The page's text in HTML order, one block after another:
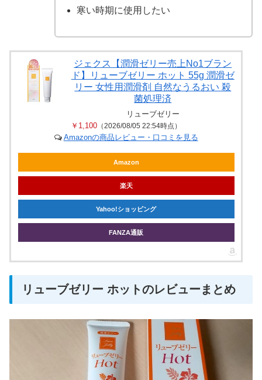
寒い時期に使用したい
ジェクス【潤滑ゼリー売上No1ブラン
ド】リューブゼリー ホット 55g 潤滑ゼ
リー 女性用潤滑剤 自然なうるおい 殺
菌処理済
リューブゼリー
￥1,100 （2026/08/05 22:54時点）
Amazonの商品レビュー・口コミを見る
Amazon
楽天
Yahoo!ショッピング
FANZA通販
リューブゼリー ホットのレビューまとめ